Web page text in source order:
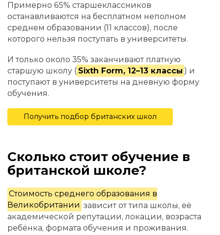
Примерно 65% старшеклассников
останавливаются на бесплатном неполном
среднем образовании (11 классов), после
которого нельзя поступать в университеты.
И только около 35% заканчивают платную
старшую школу ( Sixth Form, 12–13 классы ) и
поступают в университеты на дневную форму
обучения.
Получить подбор британских школ
Сколько стоит обучение в
британской школе?
Стоимость среднего образования в
Великобритании зависит от типа школы, её
академической репутации, локации, возраста
ребёнка, формата обучения и проживания.